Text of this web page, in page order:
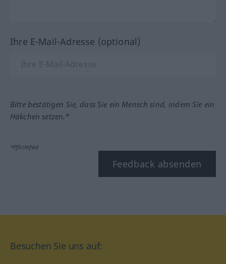
Ihre E-Mail-Adresse (optional)
Bitte bestätigen Sie, dass Sie ein Mensch sind, indem Sie ein
Häkchen setzen.*
*Pflichtfeld
Feedback absenden
Besuchen Sie uns auf: